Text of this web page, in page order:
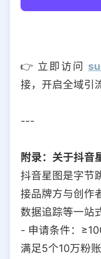
👉 立即访问
接，开启全域引
---
附录：关于抖音
抖音星图是字节
接品牌方与创作
数据追踪等一站
- 申请条件：
满足5个10万粉